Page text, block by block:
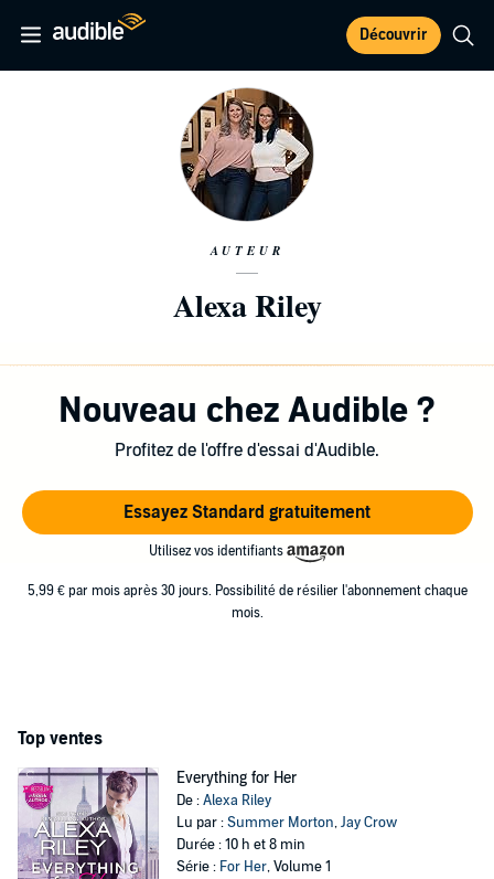
Découvrir
AUTEUR
Alexa Riley
Nouveau chez Audible ?
Profitez de l'offre d'essai d'Audible.
Essayez Standard gratuitement
Utilisez vos identifiants
5,99 € par mois après 30 jours. Possibilité de résilier l'abonnement chaque
mois.
Top ventes
Everything for Her
De :Alexa Riley
Lu par :Summer Morton,Jay Crow
Durée : 10 h et 8 min
Série : For Her, Volume 1